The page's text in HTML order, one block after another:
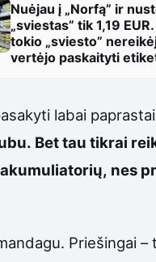
Nuėjau į „Norfą” ir
„sviestas” tik 1,19
tokio „sviesto”
vertėjo paskaityti
labai
Bet tau tikrai
nes
Priešingai –